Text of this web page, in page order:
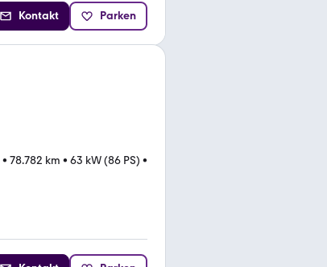
Kontakt Parken
• 78.782 km • 63 kW (86 PS) •